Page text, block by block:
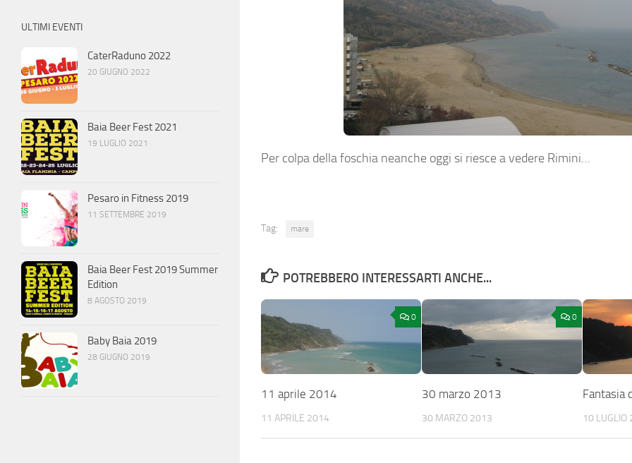
Per colpa della foschia neanche oggi si riesce a vedere Rimini…
Tag: mare
POTREBBERO INTERESSARTI ANCHE...
0
11 aprile 2014
11 APRILE 2014
0
30 marzo 2013
30 MARZO 2013
Fantasia
10 LUGLIO
ULTIMI EVENTI
CaterRaduno 2022
20 GIUGNO 2022
Baia Beer Fest 2021
19 LUGLIO 2021
Pesaro in Fitness 2019
11 SETTEMBRE 2019
Baia Beer Fest 2019 Summer
Edition
8 AGOSTO 2019
Baby Baia 2019
28 GIUGNO 2019